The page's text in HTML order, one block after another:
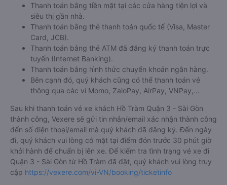
Thanh toán bằng tiền mặt tại các cửa hàng tiện lợi và
siêu thị gần nhà.
Thanh toán bằng thẻ thanh toán quốc tế (Visa, Master
Card, JCB).
Thanh toán bằng thẻ ATM đã đăng ký thanh toán trực
tuyến (Internet Banking).
Thanh toán bằng hình thức chuyển khoản ngân hàng.
Bên cạnh đó, quý khách cũng có thể thanh toán vé
thông qua các ví Momo, ZaloPay, AirPay, VNPay,…
Sau khi thanh toán vé xe khách Hồ Tràm Quận 3 - Sài Gòn
thành công, Vexere sẽ gửi tin nhắn/email xác nhận thành công
đến số điện thoại/email mà quý khách đã đăng ký. Đến ngày
đi, quý khách vui lòng có mặt tại điểm đón trước 30 phút giờ
khởi hành để chuẩn bị lên xe. Để kiểm tra tình trạng vé xe đi
Quận 3 - Sài Gòn từ Hồ Tràm đã đặt, quý khách vui lòng truy
cập https://vexere.com/vi-VN/booking/ticketinfo